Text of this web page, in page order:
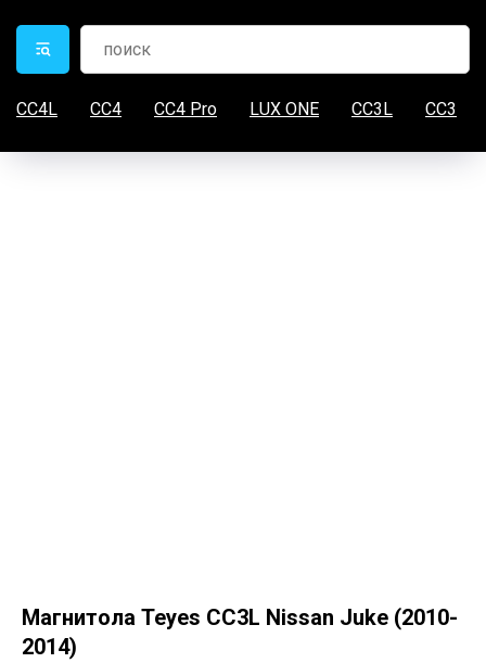
CC4L CC4 CC4 Pro LUX ONE CC3L CC3
Магнитола Teyes CC3L Nissan Juke (2010-
2014)